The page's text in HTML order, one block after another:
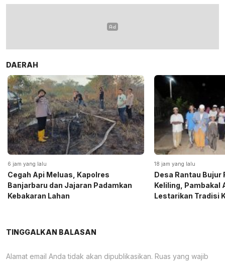
DAERAH
6 jam yang lalu
Cegah Api Meluas, Kapolres
Banjarbaru dan Jajaran Padamkan
Kebakaran Lahan
18 jam yang lalu
Desa Rantau Bujur
Keliling, Pambakal
Lestarikan Tradisi
TINGGALKAN BALASAN
Alamat email Anda tidak akan dipublikasikan. Ruas yang wajib